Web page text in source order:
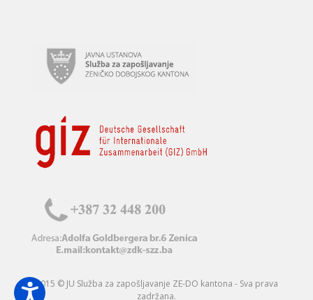
2015 © JU Služba za zapošljavanje ZE-DO kantona - Sva prava
zadržana.